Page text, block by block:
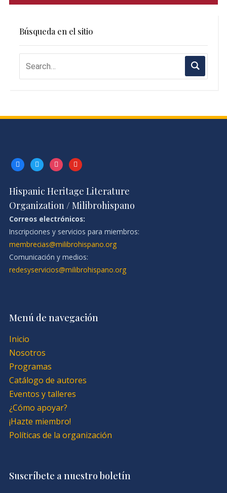
Búsqueda en el sitio
facebooktwitterinstagramyoutube
Hispanic Heritage Literature
Organization / Milibrohispano
Correos electrónicos:
Inscripciones y servicios para miembros:
membrecias@milibrohispano.org
Comunicación y medios:
redesyservicios@milibrohispano.org
Menú de navegación
Inicio
Nosotros
Programas
Catálogo de autores
Eventos y talleres
¿Cómo apoyar?
¡Hazte miembro!
Políticas de la organización
Suscríbete a nuestro boletín